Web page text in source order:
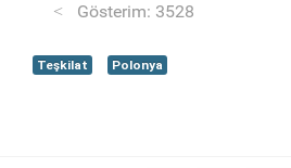
Gösterim: 3528
Teşkilat Polonya